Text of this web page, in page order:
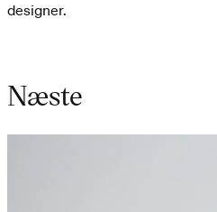
designer.
Næste